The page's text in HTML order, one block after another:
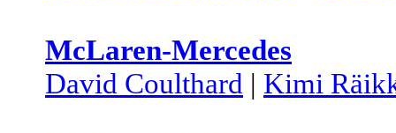
McLaren-Mercedes
David Coulthard | Kimi